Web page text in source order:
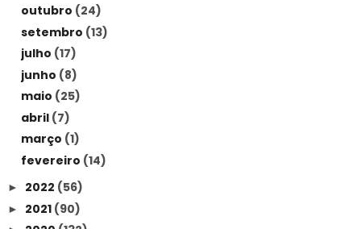
outubro (24)
setembro (13)
julho (17)
junho (8)
maio (25)
abril (7)
março (1)
fevereiro (14)
► 2022 (56)
► 2021 (90)